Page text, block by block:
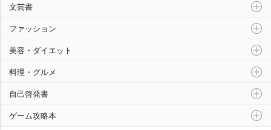
文芸書
ファッション
美容・ダイエット
料理・グルメ
自己啓発書
ゲーム攻略本